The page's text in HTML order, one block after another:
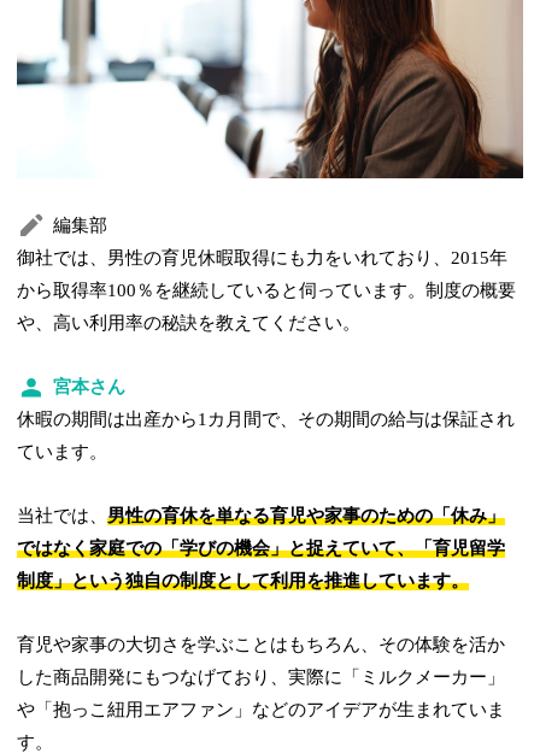
編集部
御社では、男性の育児休暇取得にも力をいれており、2015年
から取得率100％を継続していると伺っています。制度の概要
や、高い利用率の秘訣を教えてください。
宮本さん
休暇の期間は出産から1カ月間で、その期間の給与は保証され
ています。
当社では、男性の育休を単なる育児や家事のための「休み」
ではなく家庭での「学びの機会」と捉えていて、「育児留学
制度」という独自の制度として利用を推進しています。
育児や家事の大切さを学ぶことはもちろん、その体験を活か
した商品開発にもつなげており、実際に「ミルクメーカー」
や「抱っこ紐用エアファン」などのアイデアが生まれていま
す。